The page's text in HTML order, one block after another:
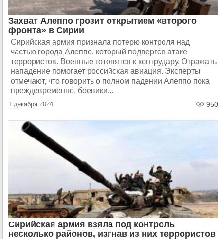
Захват Алеппо грозит открытием «второго
фронта» в Сирии
Сирийская армия признала потерю контроля над
частью города Алеппо, который подвергся атаке
террористов. Военные готовятся к контрудару. Отражать
нападение помогает российская авиация. Эксперты
отмечают, что говорить о полном падении Алеппо пока
преждевременно, боевики...
1 декабря 2024 950
Сирийская армия взяла под контроль
несколько районов, изгнав из них террористов